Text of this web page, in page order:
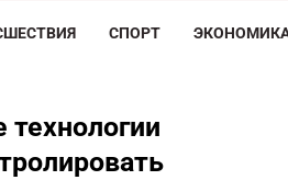
СПОРТ